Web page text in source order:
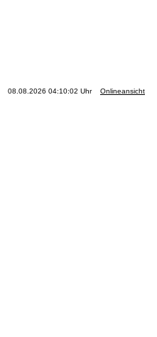
08.08.2026 04:10:02 Uhr Onlineansicht